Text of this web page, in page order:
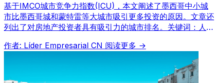
基于IMCO城市竞争力指数(ICU)，本文阐述了墨西哥中小城
市比墨西哥城和蒙特雷等大城市吸引更多投资的原因。文章还
列出了对房地产投资者具有吸引力的城市排名。关键词：人工
作者: Líder Empresarial CN 阅读更多 →